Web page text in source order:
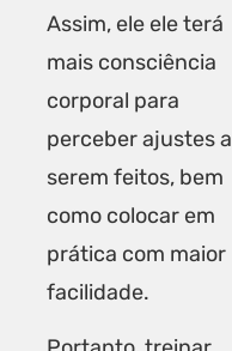
Assim, ele ele terá
mais consciência
corporal para
perceber ajustes a
serem feitos, bem
como colocar em
prática com maior
facilidade.